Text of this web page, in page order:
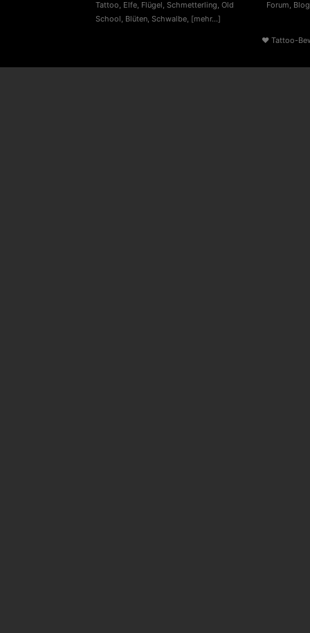
Tattoo, Elfe, Flügel, Schmetterling, Old
School, Blüten, Schwalbe, [mehr...]
Forum, Blog
♥ Tattoo-